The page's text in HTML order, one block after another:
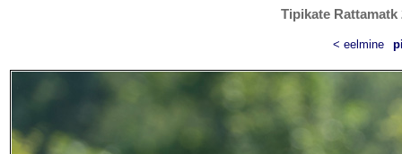
Tipikate Rattamatk
< eelmine